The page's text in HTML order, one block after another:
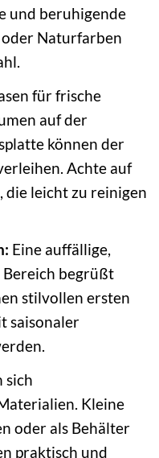
und beruhigende
Naturfarben
für frische
auf der
können der
Achte auf
leicht zu reinigen
Eine auffällige,
Bereich begrüßt
stilvollen ersten
saisonaler
sich
Kleine
oder als Behälter
praktisch und